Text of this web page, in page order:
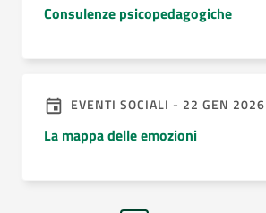
Consulenze psicopedagogiche
EVENTI SOCIALI - 22 GEN 2026
La mappa delle emozioni